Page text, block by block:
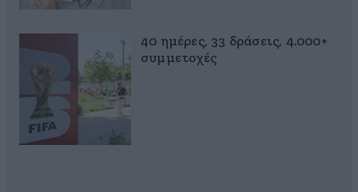
40 ημέρες, 33 δράσεις, 4.000+
συμμετοχές